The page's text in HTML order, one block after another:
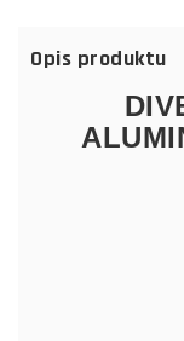
Opis produktu